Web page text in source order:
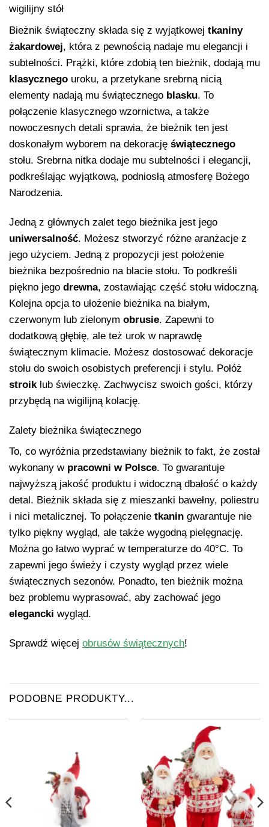
wigilijny stół
Bieżnik świąteczny składa się z wyjątkowej tkaniny
żakardowej, która z pewnością nadaje mu elegancji i
subtelności. Prążki, które zdobią ten bieżnik, dodają mu
klasycznego uroku, a przetykane srebrną nicią
elementy nadają mu świątecznego blasku. To
połączenie klasycznego wzornictwa, a także
nowoczesnych detali sprawia, że bieżnik ten jest
doskonałym wyborem na dekorację świątecznego
stołu. Srebrna nitka dodaje mu subtelności i elegancji,
podkreślając wyjątkową, podniosłą atmosferę Bożego
Narodzenia.
Jedną z głównych zalet tego bieżnika jest jego
uniwersalność. Możesz stworzyć różne aranżacje z
jego użyciem. Jedną z propozycji jest położenie
bieżnika bezpośrednio na blacie stołu. To podkreśli
piękno jego drewna, zostawiając część stołu widoczną.
Kolejna opcja to ułożenie bieżnika na białym,
czerwonym lub zielonym obrusie. Zapewni to
dodatkową głębię, ale też urok w naprawdę
świątecznym klimacie. Możesz dostosować dekoracje
stołu do swoich osobistych preferencji i stylu. Połóż
stroik lub świeczkę. Zachwycisz swoich gości, którzy
przybędą na wigilijną kolację.
Zalety bieżnika świątecznego
To, co wyróżnia przedstawiany bieżnik to fakt, że został
wykonany w pracowni w Polsce. To gwarantuje
najwyższą jakość produktu i widoczną dbałość o każdy
detal. Bieżnik składa się z mieszanki bawełny, poliestru
i nici metalicznej. To połączenie tkanin gwarantuje nie
tylko piękny wygląd, ale także wygodną pielęgnację.
Można go łatwo wyprać w temperaturze do 40°C. To
zapewni jego świeży i czysty wygląd przez wiele
świątecznych sezonów. Ponadto, ten bieżnik można
bez problemu wyprasować, aby zachować jego
elegancki wygląd.
Sprawdź więcej obrusów świątecznych!
PODOBNE PRODUKTY...